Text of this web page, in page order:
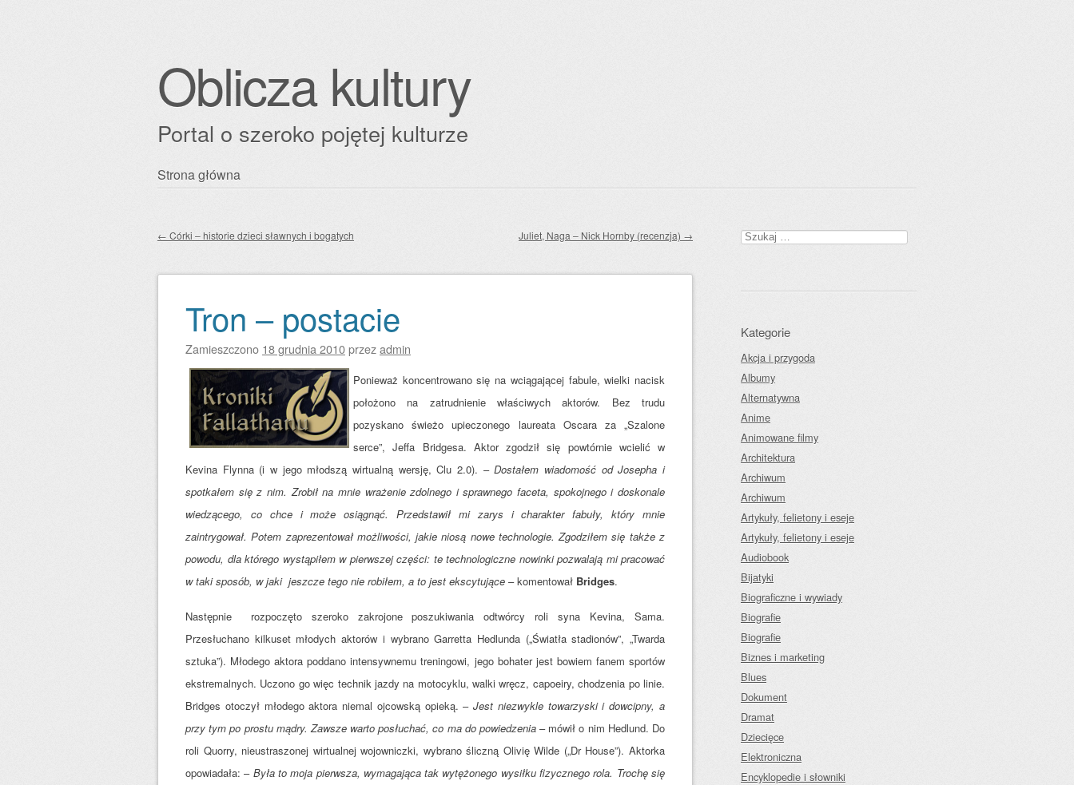
Oblicza kultury
Portal o szeroko pojętej kulturze
Przejdź
Strona główna
Zobacz wpisy
← Córki – historie dzieci sławnych i bogatych Juliet, Naga – Nick Hornby (recenzja) →
Tron – postacie
Zamieszczono 18 grudnia 2010przezadmin
Ponieważ koncentrowano się na wciągającej fabule, wielki nacisk
położono na zatrudnienie właściwych aktorów. Bez trudu
pozyskano świeżo upieczonego laureata Oscara za „Szalone
serce”, Jeffa Bridgesa. Aktor zgodził się powtórnie wcielić w
Kevina Flynna (i w jego młodszą wirtualną wersję, Clu 2.0). –Dostałem wiadomość od Josepha i
spotkałem się z nim. Zrobił na mnie wrażenie zdolnego i sprawnego faceta, spokojnego i doskonale
wiedzącego, co chce i może osiągnąć. Przedstawił mi zarys i charakter fabuły, który mnie
zaintrygował. Potem zaprezentował możliwości, jakie niosą nowe technologie. Zgodziłem się także z
powodu, dla którego wystąpiłem w pierwszej części: te technologiczne nowinki pozwalają mi pracować
w taki sposób, w jaki jeszcze tego nie robiłem, a to jest ekscytujące – komentował Bridges.
Następnie rozpoczęto szeroko zakrojone poszukiwania odtwórcy roli syna Kevina, Sama.
Przesłuchano kilkuset młodych aktorów i wybrano Garretta Hedlunda („Światła stadionów”, „Twarda
sztuka”). Młodego aktora poddano intensywnemu treningowi, jego bohater jest bowiem fanem sportów
ekstremalnych. Uczono go więc technik jazdy na motocyklu, walki wręcz, capoeiry, chodzenia po linie.
Bridges otoczył młodego aktora niemal ojcowską opieką. –Jest niezwykle towarzyski i dowcipny, a
przy tym po prostu mądry. Zawsze warto posłuchać, co ma do powiedzenia– mówił o nim Hedlund. Do
roli Quorry, nieustraszonej wirtualnej wojowniczki, wybrano śliczną Olivię Wilde („Dr House”). Aktorka
opowiadała: – Była to moja pierwsza, wymagająca tak wytężonego wysiłku fizycznego rola. Trochę się
Szukaj:
Kategorie
Akcja i przygoda
Albumy
Alternatywna
Anime
Animowane filmy
Architektura
Archiwum
Archiwum
Artykuły, felietony i eseje
Artykuły, felietony i eseje
Audiobook
Bijatyki
Biograficzne i wywiady
Biografie
Biografie
Biznes i marketing
Blues
Dokument
Dramat
Dziecięce
Elektroniczna
Encyklopedie i słowniki